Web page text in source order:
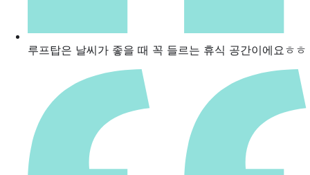
루프탑은 날씨가 좋을 때 꼭 들르는 휴식 공간이에요ㅎㅎ